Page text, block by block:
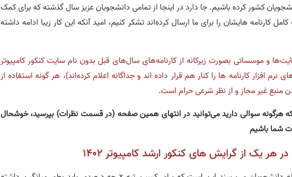
کشور کرده باشیم. جا دارد در اینجا از تمامی دانشجویان عزیز سال گذشته که برای کمک
کارنامه هایشان را برای ما ارسال کرده‌اند تشکر کنیم، امید آنکه این کار زیبا ادامه داشته
و موسساتی بصورت زیرکانه از کارنامه‌های سال‌های قبل بدون نام سایت کنکور کامپیوتر
نرم افزار کارنامه ها را کنار هم قرار داده اند و جداگانه اعلام کرده‌اند)، هر گونه استفاده از
منبع غیر مجاز و از نظر شرعی حرام است.
هرگونه سوالی دارید می‌توانید در انتهای همین صفحه (در قسمت نظرات) بپرسید، خوشحال
شما باشیم
یک از گرایش های کنکور ارشد کامپیوتر 1402